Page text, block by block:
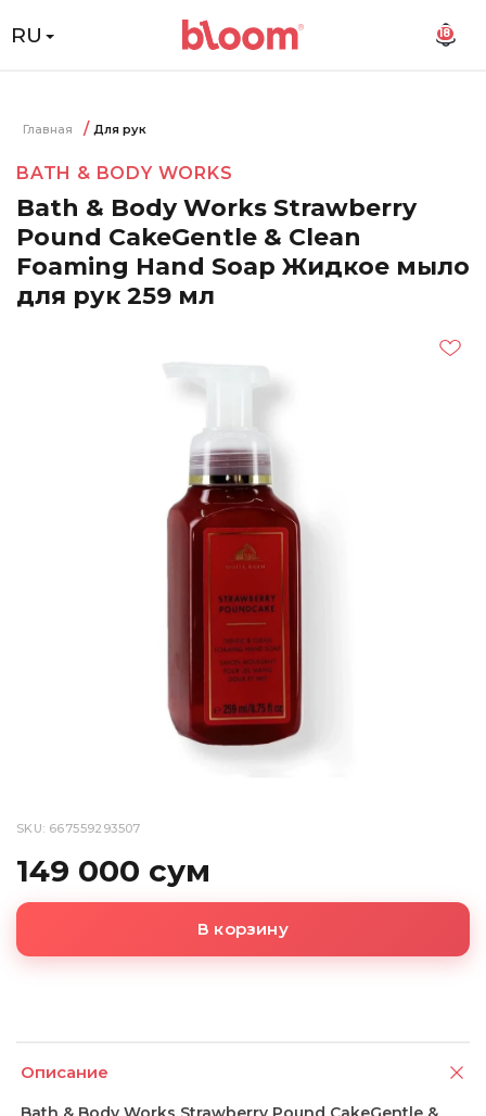
RU 18
Главная Для рук
BATH & BODY WORKS
Bath & Body Works Strawberry
Pound CakeGentle & Clean
Foaming Hand Soap Жидкое мыло
для рук 259 мл
SKU: 667559293507
149 000 сум
В корзину
Описание